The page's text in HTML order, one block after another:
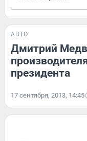
АВТО
Дмитрий
президента
17 сентября, 2013, 14:45